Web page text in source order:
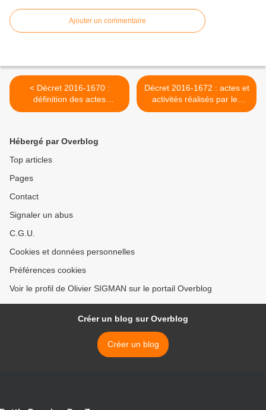
Ajouter un commentaire
< Décret 2016-1670 :
définition des actes
d'orthoptie et modalités
Décret 2016-1672 : actes et
activités réalisés par les
manipulateurs
Hébergé par Overblog
Top articles
Pages
Contact
Signaler un abus
C.G.U.
Cookies et données personnelles
Préférences cookies
Voir le profil de Olivier SIGMAN sur le portail Overblog
Créer un blog sur Overblog
Créer un blog